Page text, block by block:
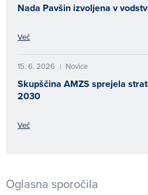
Nada Pavšin izvoljena v
Več
15. 6. 2026 | Novice
Skupščina AMZS sprejela
2030
Več
Oglasna sporočila